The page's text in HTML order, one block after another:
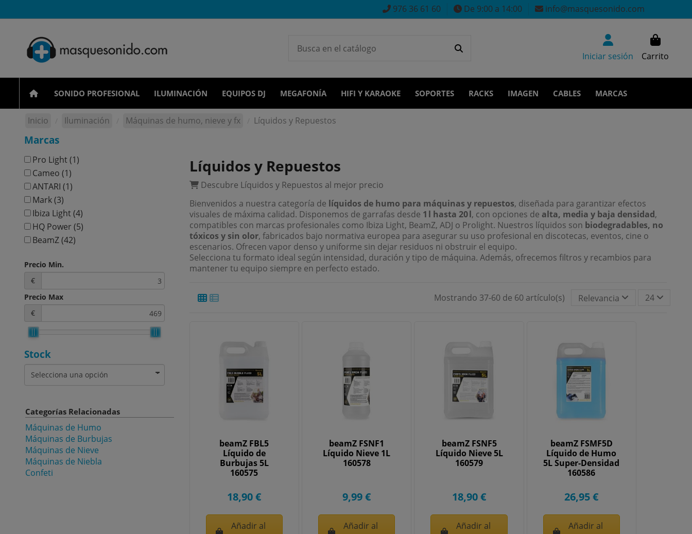
976 36 61 60 De 9:00 a 14:00 info@masquesonido.com
Iniciar sesión Carrito
SONIDO PROFESIONAL ILUMINACIÓN EQUIPOS DJ MEGAFONÍA HIFI Y KARAOKE SOPORTES RACKS IMAGEN CABLES MARCAS
Inicio Iluminación Máquinas de humo, nieve y fx Líquidos y Repuestos
Líquidos y Repuestos
Descubre Líquidos y Repuestos al mejor precio
Bienvenidos a nuestra categoría de líquidos de humo para máquinas y repuestos, diseñada para garantizar efectos
visuales de máxima calidad. Disponemos de garrafas desde 1 l hasta 20 l, con opciones de alta, media y baja densidad,
compatibles con marcas profesionales como Ibiza Light, BeamZ, ADJ o Prolight. Nuestros líquidos son biodegradables, no
tóxicos y sin olor, fabricados bajo normativa europea para asegurar su uso profesional en discotecas, eventos, cine o
escenarios. Ofrecen vapor denso y uniforme sin dejar residuos ni obstruir el equipo.
Selecciona tu formato ideal según intensidad, duración y tipo de máquina. Además, ofrecemos filtros y recambios para
mantener tu equipo siempre en perfecto estado.
Mostrando 37-60 de 60 artículo(s) Relevancia 24
beamZ FBL5
Líquido de
Burbujas 5L
160575
18,90 €
Añadir al
beamZ FSNF1
Líquido Nieve 1L
160578
9,99 €
Añadir al
beamZ FSNF5
Líquido Nieve 5L
160579
18,90 €
Añadir al
beamZ FSMF5D
Líquido de Humo
5L Super-Densidad
160586
26,95 €
Añadir al
Marcas
Pro Light (1)
Cameo (1)
ANTARI (1)
Mark (3)
Ibiza Light (4)
HQ Power (5)
BeamZ (42)
Precio Min.
€
Precio Max
€
Stock
Categorías Relacionadas
Máquinas de Humo
Máquinas de Burbujas
Máquinas de Nieve
Máquinas de Niebla
Confeti